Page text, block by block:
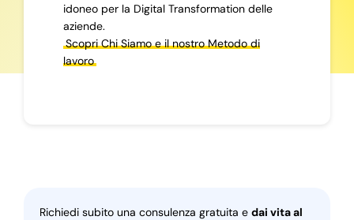
idoneo per la Digital Transformation delle
aziende.
Scopri Chi Siamo e il nostro Metodo di
lavoro
Richiedi subito una consulenza gratuita e dai vita al